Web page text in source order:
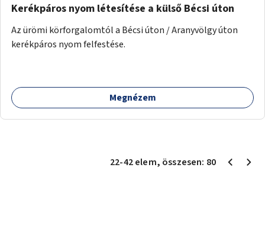
Kerékpáros nyom létesítése a külső Bécsi úton
Az ürömi körforgalomtól a Bécsi úton / Aranyvölgy úton
kerékpáros nyom felfestése.
Megnézem
22-42elem, összesen: 80